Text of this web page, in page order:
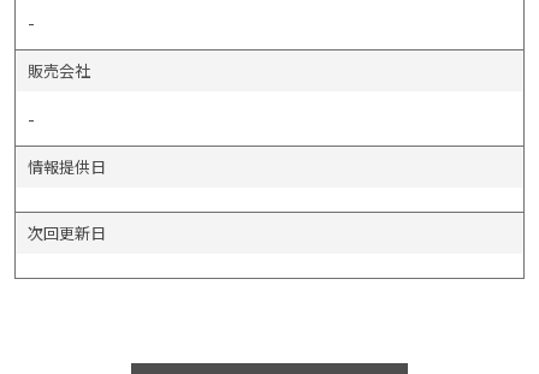
-
販売会社
-
情報提供日
次回更新日